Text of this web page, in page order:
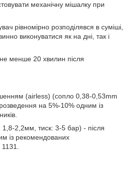
механічну мішалку при
рівномірно розподілявся в суміші,
виконуватися як на дні, так і
не менше 20 хвилин після
(airless) (сопло 0,38-0,53mm
на 5%-10% одним із
2,2мм, тиск: 3-5 бар) - після
із рекомендованих
1131.